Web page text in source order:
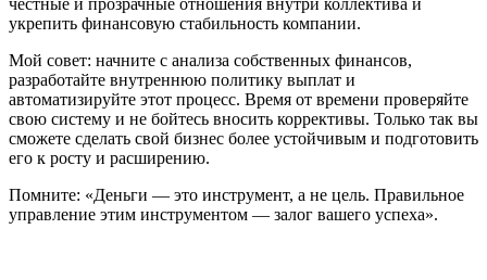
укрепить финансовую стабильность компании.
Мой совет: начните с анализа собственных финансов,
разработайте внутреннюю политику выплат и
автоматизируйте этот процесс. Время от времени проверяйте
свою систему и не бойтесь вносить коррективы. Только так вы
сможете сделать свой бизнес более устойчивым и подготовить
его к росту и расширению.
Помните: «Деньги — это инструмент, а не цель. Правильное
управление этим инструментом — залог вашего успеха».